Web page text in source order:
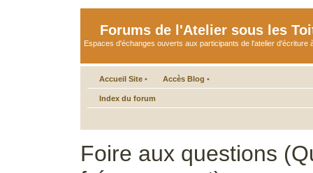
Forums de l'Atelier sous les
Espaces d'échanges ouverts aux participants de l'atelier d'écriture
Accueil Site • Accès Blog •
Index du forum
Foire aux questions